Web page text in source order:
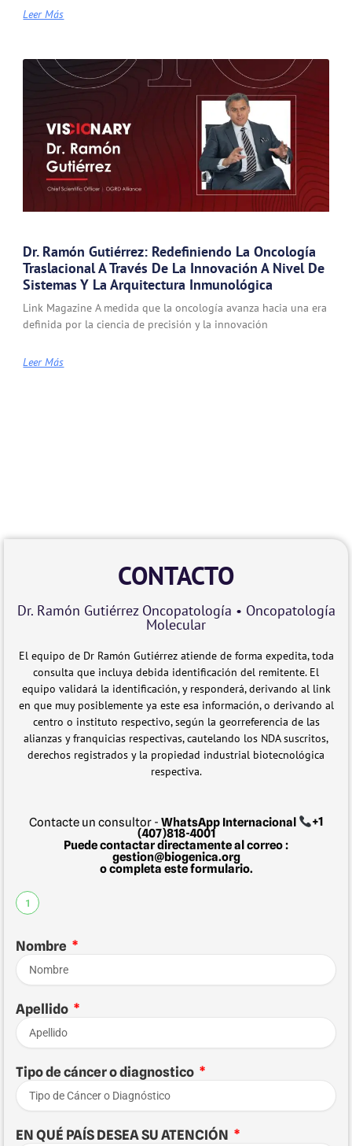
Leer Más
Dr. Ramón Gutiérrez: Redefiniendo La Oncología
Traslacional A Través De La Innovación A Nivel De
Sistemas Y La Arquitectura Inmunológica
Link Magazine A medida que la oncología avanza hacia una era
definida por la ciencia de precisión y la innovación
Leer Más
CONTACTO
Dr. Ramón Gutiérrez Oncopatología • Oncopatología
Molecular
El equipo de Dr Ramón Gutiérrez atiende de forma expedita, toda
consulta que incluya debida identificación del remitente. El
equipo validará la identificación, y responderá, derivando al link
en que muy posiblemente ya este esa información, o derivando al
centro o instituto respectivo, según la georreferencia de las
alianzas y franquicias respectivas, cautelando los NDA suscritos,
derechos registrados y la propiedad industrial biotecnológica
respectiva.
Contacte un consultor - WhatsApp Internacional
+1
(407)818-4001
Puede contactar directamente al correo :
gestion@biogenica.org
o completa este formulario.
1
Nombre
Apellido
Tipo de cáncer o diagnostico
EN QUÉ PAÍS DESEA SU ATENCIÓN